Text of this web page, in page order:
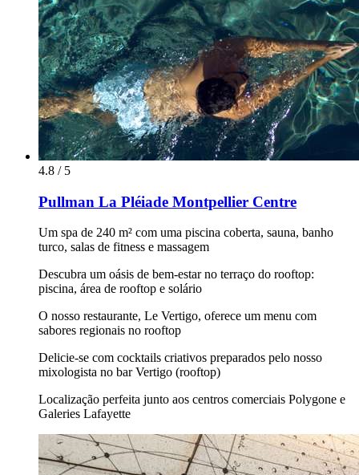
4.8 / 5
Pullman La Pléiade Montpellier Centre
Um spa de 240 m² com uma piscina coberta, sauna, banho
turco, salas de fitness e massagem
Descubra um oásis de bem-estar no terraço do rooftop:
piscina, área de rooftop e solário
O nosso restaurante, Le Vertigo, oferece um menu com
sabores regionais no rooftop
Delicie-se com cocktails criativos preparados pelo nosso
mixologista no bar Vertigo (rooftop)
Localização perfeita junto aos centros comerciais Polygone e
Galeries Lafayette